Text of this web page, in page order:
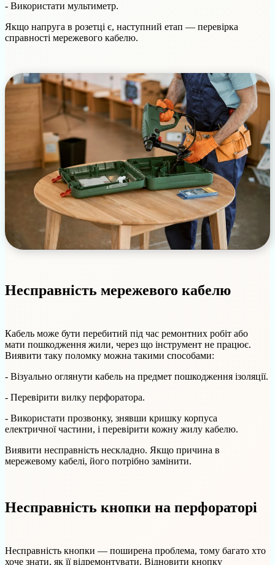
- Використати мультиметр.
Якщо напруга в розетці є, наступний етап — перевірка
справності мережевого кабелю.
Несправність мережевого кабелю
Кабель може бути перебитий під час ремонтних робіт або
мати пошкодження жили, через що інструмент не працює.
Виявити таку поломку можна такими способами:
- Візуально оглянути кабель на предмет пошкодження ізоляції.
- Перевірити вилку перфоратора.
- Використати прозвонку, знявши кришку корпуса
електричної частини, і перевірити кожну жилу кабелю.
Виявити несправність нескладно. Якщо причина в
мережевому кабелі, його потрібно замінити.
Несправність кнопки на перфораторі
Несправність кнопки — поширена проблема, тому багато хто
хоче знати, як її відремонтувати. Відновити кнопку